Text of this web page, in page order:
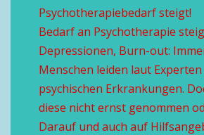
Psychotherapiebedarf steigt!
Bedarf an Psychotherapie
Depressionen, Burn-out:
Menschen leiden laut
psychischen Erkrankungen.
diese nicht ernst genommen
Darauf und auch auf